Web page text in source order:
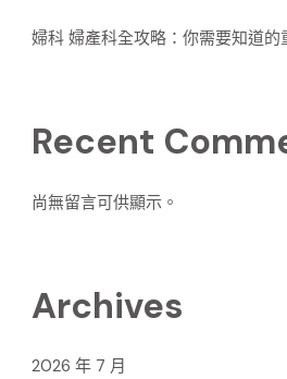
婦科 婦產科全攻略：你需要知道的
Recent
尚無留言可供顯示。
Archives
2026 年 7 月